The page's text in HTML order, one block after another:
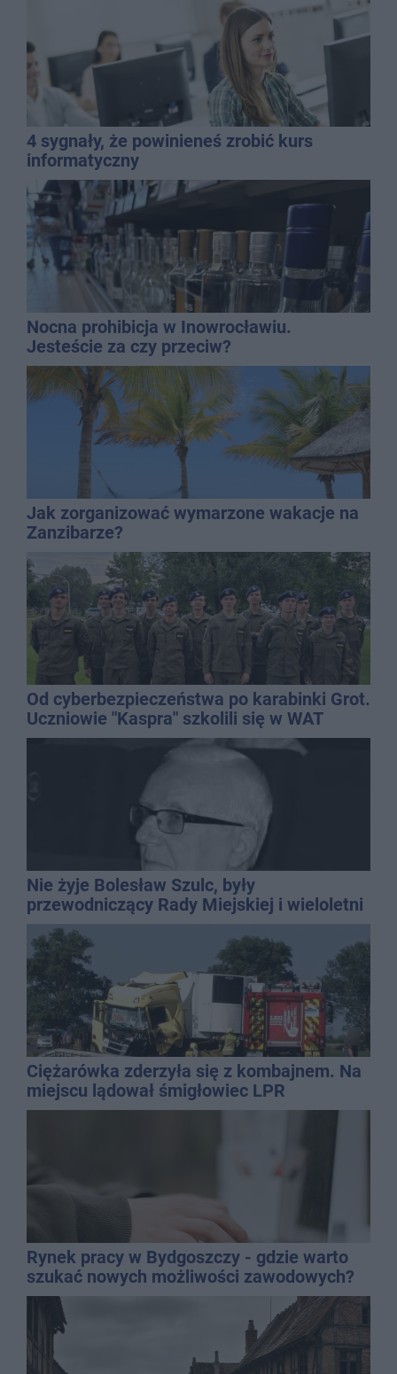
4 sygnały, że powinieneś zrobić kurs
informatyczny
Nocna prohibicja w Inowrocławiu.
Jesteście za czy przeciw?
Jak zorganizować wymarzone wakacje na
Zanzibarze?
Od cyberbezpieczeństwa po karabinki Grot.
Uczniowie "Kaspra" szkolili się w WAT
Nie żyje Bolesław Szulc, były
przewodniczący Rady Miejskiej i wieloletni
dyrektor SP 14
Ciężarówka zderzyła się z kombajnem. Na
miejscu lądował śmigłowiec LPR
Rynek pracy w Bydgoszczy - gdzie warto
szukać nowych możliwości zawodowych?